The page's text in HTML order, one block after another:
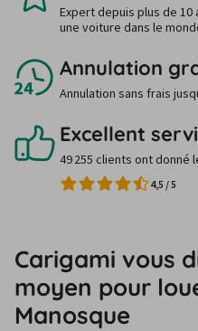
Expert depuis plus de
une voiture dans le
Annulation
Annulation sans frais
Excellent
49 255 clients ont donné
4,5 /5
Carigami vous
moyen pour
Manosque